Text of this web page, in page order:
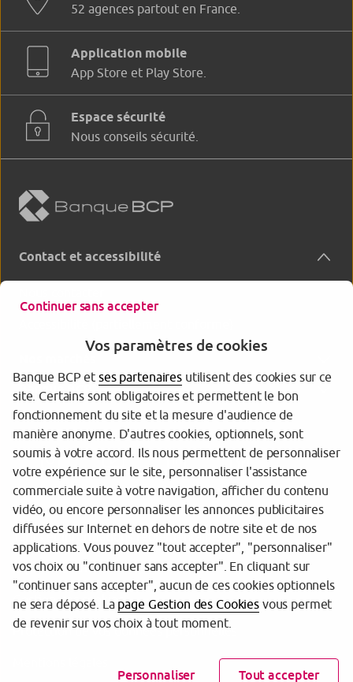
52 agences partout en France.
Application mobile
App Store et Play Store.
Espace sécurité
Nous conseils sécurité.
Contact et accessibilité
Banque BCP
Tarifs et informations réglementaires
Espace sécurité
Gestion des cookies
Protection de vos données personnelles
Continuer sans accepter
Vos paramètres de cookies
Banque BCP etses partenairesutilisent des cookies sur ce
site. Certains sont obligatoires et permettent le bon
fonctionnement du site et la mesure d'audience de
manière anonyme. D'autres cookies, optionnels, sont
soumis à votre accord. Ils nous permettent de personnaliser
votre expérience sur le site, personnaliser l'assistance
commerciale suite à votre navigation, afficher du contenu
vidéo, ou encore personnaliser les annonces publicitaires
diffusées sur Internet en dehors de notre site et de nos
applications. Vous pouvez "tout accepter", "personnaliser"
vos choix ou "continuer sans accepter". En cliquant sur
"continuer sans accepter", aucun de ces cookies optionnels
ne sera déposé. La page Gestion des Cookiesvous permet
de revenir sur vos choix à tout moment.
Personnaliser Tout accepter